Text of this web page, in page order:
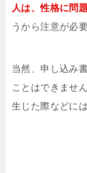
人は、性格に問
うから注意が必
当然、申し込み
ことはできませ
生じた際などに